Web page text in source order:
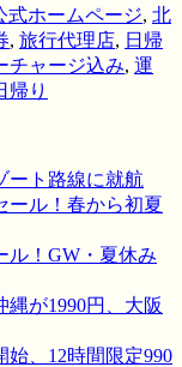
式ホームページ, 北
, 旅行代理店, 日帰
チャージ込み, 運
帰り
ート路線に就航
ール！春から初夏
ル！GW・夏休み
縄が1990円、大阪
始、12時間限定990